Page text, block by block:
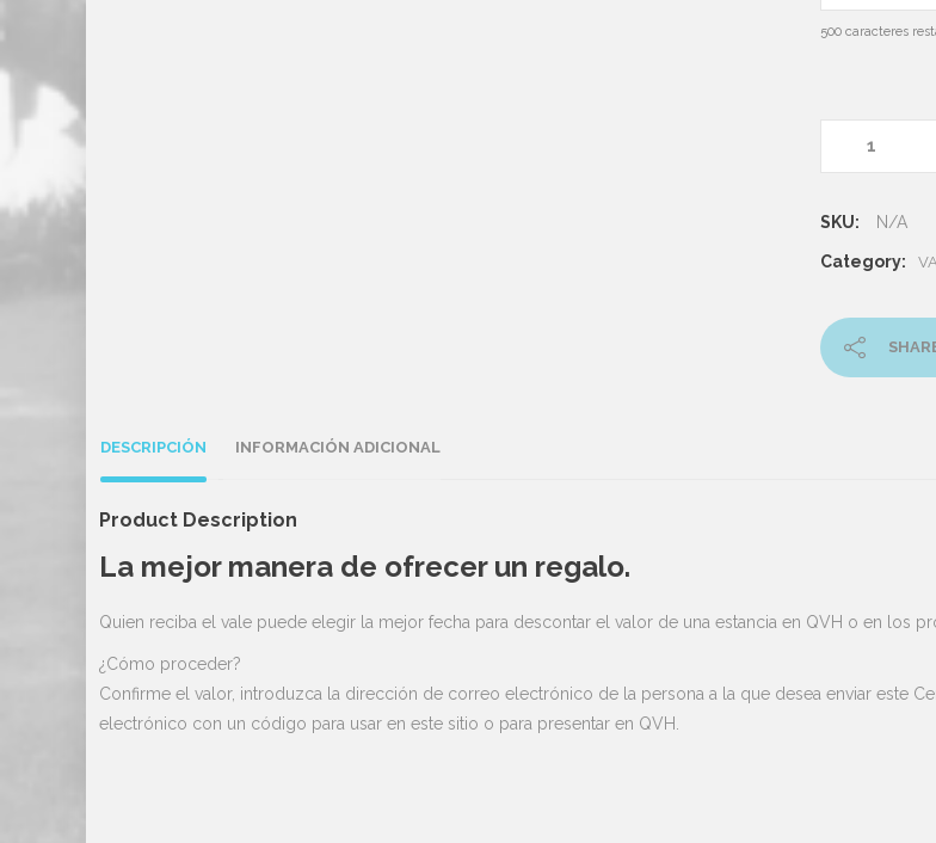
500 caracteres
SKU: N/A
Category:
DESCRIPCIÓN INFORMACIÓN ADICIONAL
Product Description
La mejor manera de ofrecer un regalo.
Quien reciba el vale puede elegir la mejor fecha para descontar el valor de una estancia en QVH o en los
¿Cómo proceder?
Confirme el valor, introduzca la dirección de correo electrónico de la persona a la que desea enviar este
electrónico con un código para usar en este sitio o para presentar en QVH.